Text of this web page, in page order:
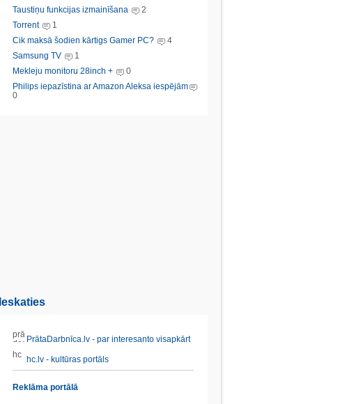
Taustiņu funkcijas izmainīšana
2
Torrent
1
Cik maksā šodien kārtigs Gamer PC?
4
Samsung TV
1
Mekleju monitoru 28inch +
0
Philips iepazīstina ar Amazon Aleksa iespējām
0
Ieskaties
PrātaDarbnīca.lv - par interesanto visapkārt
hc.lv - kultūras portāls
Reklāma portālā